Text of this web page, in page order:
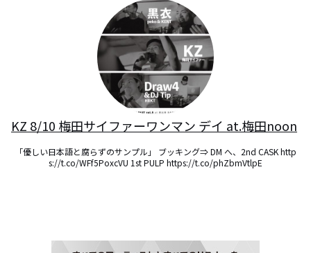
KZ 8/10 梅田サイファーワンマン デイ at.梅田noon
「優しい日本語と腐らずのサンプル」 ブッキング⇒ DM へ、2nd CASK http
s://t.co/WFf5PoxcVU 1st PULP https://t.co/phZbmVtlpE